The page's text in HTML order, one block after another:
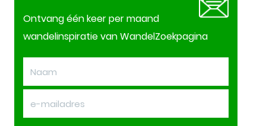
Ontvang één keer per maand
wandelinspiratie van WandelZoekpagina